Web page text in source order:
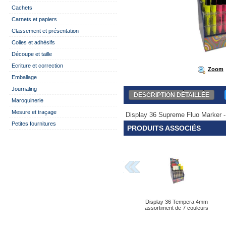
Cachets
Carnets et papiers
Classement et présentation
Colles et adhésifs
Découpe et taille
Ecriture et correction
Emballage
Journaling
Maroquinerie
Mesure et traçage
Petites fournitures
Zoom
DESCRIPTION DÉTAILLÉE
Display 36 Supreme Fluo
PRODUITS ASSOCIÉS
Display 36 Tempera 4mm
assortiment de 7 couleurs